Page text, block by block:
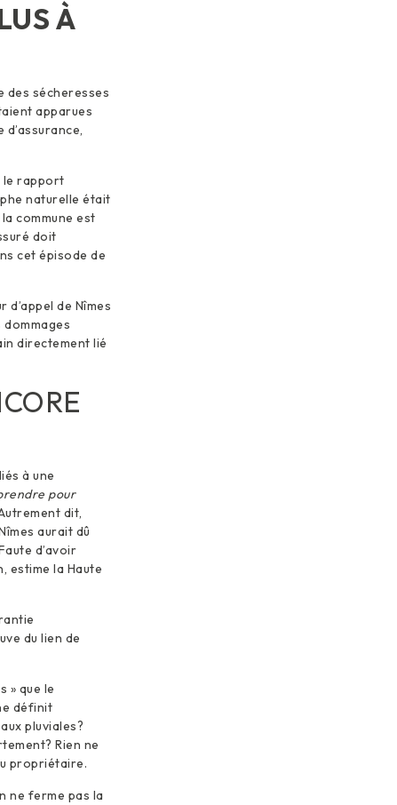
À
des sécheresses
apparues
le rapport
naturelle était
commune est
doit
cet épisode de
d’appel de Nîmes
directement lié
à une
pour
dit,
aurait dû
d’avoir
estime la Haute
du lien de
» que le
définit
pluviales?
Rien ne
propriétaire.
ne ferme pas la